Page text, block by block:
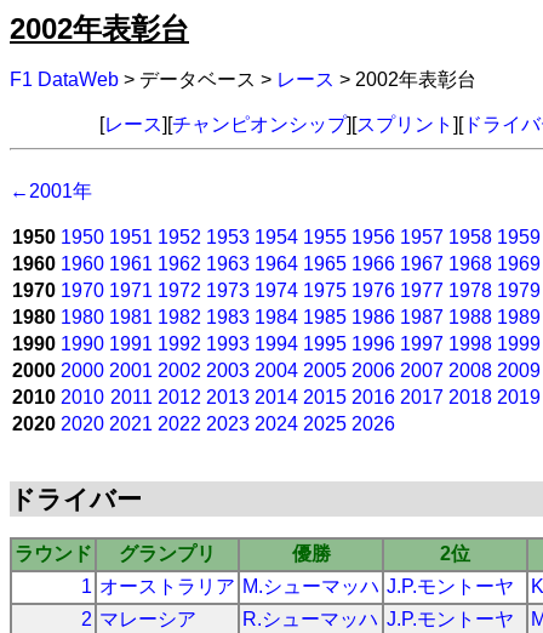
2002年表彰台
F1 DataWeb > データベース > レース > 2002年表彰台
[レース][チャンピオンシップ][スプリント ][ドライ
←2001年
1950 1950 1951 1952 1953 1954 1955 1956 1957 1958 1959
1960 1960 1961 1962 1963 1964 1965 1966 1967 1968 1969
1970 1970 1971 1972 1973 1974 1975 1976 1977 1978 1979
1980 1980 1981 1982 1983 1984 1985 1986 1987 1988 1989
1990 1990 1991 1992 1993 1994 1995 1996 1997 1998 1999
2000 2000 2001 2002 2003 2004 2005 2006 2007 2008 2009
2010 2010 2011 2012 2013 2014 2015 2016 2017 2018 2019
2020 2020 2021 2022 2023 2024 2025 2026
ドライバー
ラウンド グランプリ 優勝
2位
1 オーストラリア M.シューマッハ J.P.モントーヤ
2 マレーシア R.シューマッハ J.P.モントーヤ